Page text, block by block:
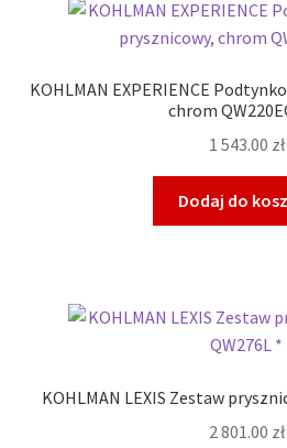
KOHLMAN EXPERIENCE
chrom
1 543.00 zł
Dodaj do
KOHLMAN LEXIS Zestaw
2 801.00 zł